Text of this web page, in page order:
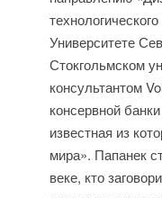
Университете
Стокгольмском
консультантом
консервной
известная из
мира». Папанек
веке, кто